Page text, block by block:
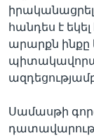
հանդես է
արարքն ինքը
Սամասթի